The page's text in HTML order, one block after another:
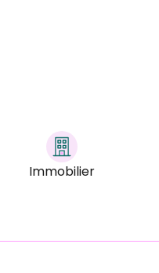
Immobilier